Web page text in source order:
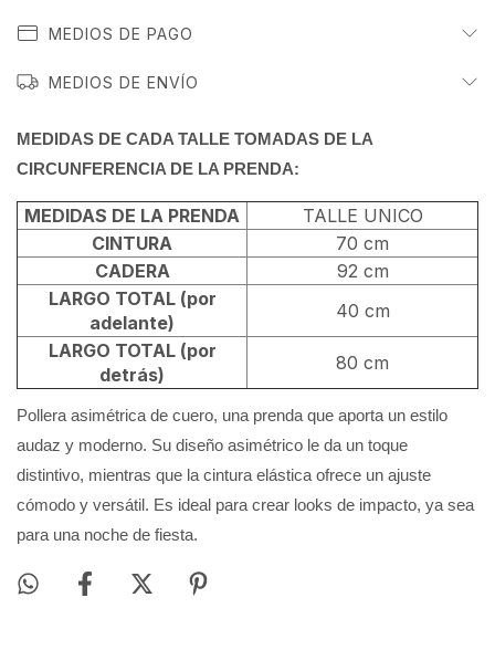
MEDIOS DE PAGO
MEDIOS DE ENVÍO
MEDIDAS DE CADA TALLE TOMADAS DE LA
CIRCUNFERENCIA DE LA PRENDA:
MEDIDAS DE LA PRENDA
TALLE UNICO
CINTURA
70 cm
CADERA
92 cm
LARGO TOTAL (por
adelante)
40 cm
LARGO TOTAL (por
detrás)
80 cm
Pollera asimétrica de cuero, una prenda que aporta un estilo
audaz y moderno. Su diseño asimétrico le da un toque
distintivo, mientras que la cintura elástica ofrece un ajuste
cómodo y versátil. Es ideal para crear looks de impacto, ya sea
para una noche de fiesta.